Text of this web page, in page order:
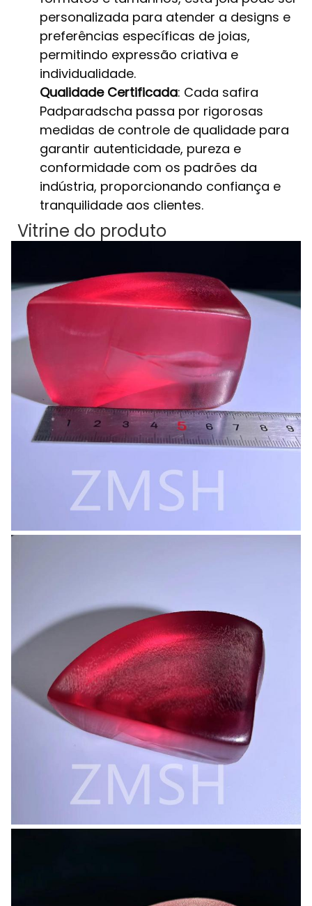
personalizada para atender a designs e
preferências específicas de joias,
permitindo expressão criativa e
individualidade.
Qualidade Certificada: Cada safira
Padparadscha passa por rigorosas
medidas de controle de qualidade para
garantir autenticidade, pureza e
conformidade com os padrões da
indústria, proporcionando confiança e
tranquilidade aos clientes.
Vitrine do produto​